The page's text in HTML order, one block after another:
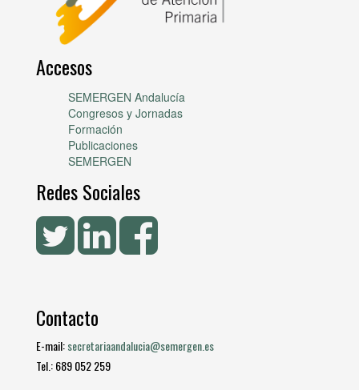
Accesos
SEMERGEN Andalucía
Congresos y Jornadas
Formación
Publicaciones
SEMERGEN
Redes Sociales
Contacto
E-mail:secretariaandalucia@semergen.es
Tel.: 689 052 259